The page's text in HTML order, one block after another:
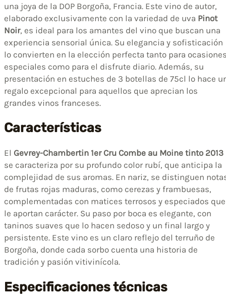
una joya de la DOP Borgoña, Francia. Este vino de autor,
elaborado exclusivamente con la variedad de uva Pinot
Noir, es ideal para los amantes del vino que buscan una
experiencia sensorial única. Su elegancia y sofisticación
lo convierten en la elección perfecta tanto para
especiales como para el disfrute diario. Además, su
presentación en estuches de 3 botellas de 75cl lo hace
regalo excepcional para aquellos que aprecian los
grandes vinos franceses.
Características
El Gevrey-Chambertin 1er Cru Combe au Moine tinto 2013
se caracteriza por su profundo color rubí, que anticipa la
complejidad de sus aromas. En nariz, se distinguen
de frutas rojas maduras, como cerezas y frambuesas,
complementadas con matices terrosos y especiados que
le aportan carácter. Su paso por boca es elegante, con
taninos suaves que lo hacen sedoso y un final largo y
persistente. Este vino es un claro reflejo del terruño de
Borgoña, donde cada sorbo cuenta una historia de
tradición y pasión vitivinícola.
Especificaciones técnicas